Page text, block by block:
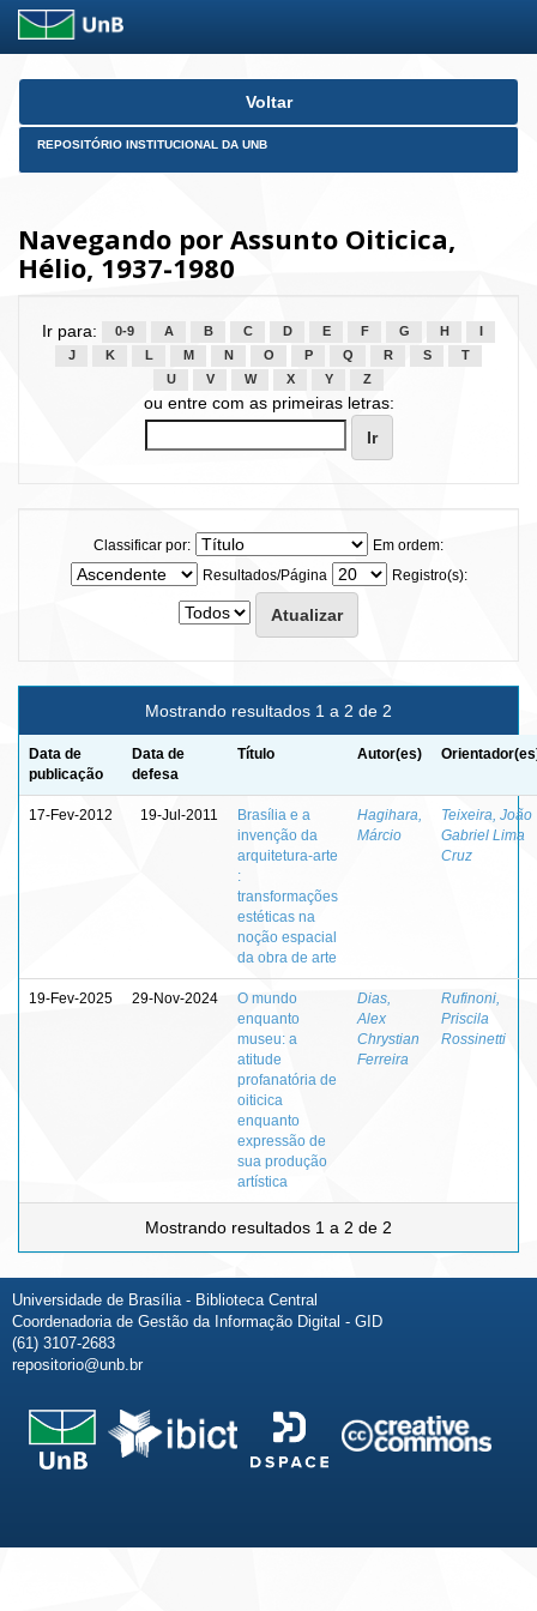
Skip
Voltar
REPOSITÓRIO INSTITUCIONAL DA UNB
Navegando por Assunto Oiticica,
Hélio, 1937-1980
Ir para: 0-9 A B C D E F G H
J
K L M N O P Q R S
T
U
V W X Y Z
ou entre com as primeiras letras:
Classificar por:
Em ordem:
Resultados/Página
Registro(s):
Mostrando resultados 1 a 2 de 2
Data de
publicação
Data de
defesa
Título Autor(es)
17-Fev-2012 19-Jul-2011
Brasília e a
invenção da
arquitetura-arte
:
transformações
estéticas na
noção espacial
da obra de arte
Hagihara,
Márcio
Teixeira, João
Gabriel Lima
Cruz
19-Fev-2025 29-Nov-2024
O mundo
enquanto
museu: a
atitude
profanatória de
oiticica
enquanto
expressão de
sua produção
artística
Dias,
Alex
Chrystian
Ferreira
Rufinoni,
Priscila
Rossinetti
Mostrando resultados 1 a 2 de 2
Universidade de Brasília - Biblioteca Central
Coordenadoria de Gestão da Informação Digital - GID
(61) 3107-2683
repositorio@unb.br